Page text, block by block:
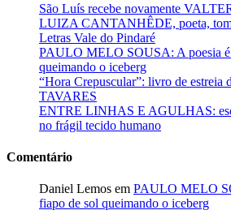
São Luís recebe novamente
LUIZA CANTANHÊDE, poeta,
Letras Vale do Pindaré
PAULO MELO SOUSA: A poesia é
queimando o iceberg
“Hora Crepuscular”: livro de estreia
TAVARES
ENTRE LINHAS E AGULHAS:
no frágil tecido humano
Comentário
Daniel Lemos em PAULO MELO
fiapo de sol queimando o iceberg